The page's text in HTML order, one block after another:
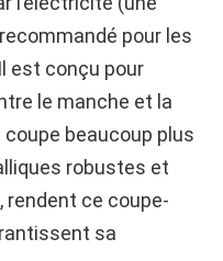
pour les
est conçu pour
le manche et la
coupe beaucoup plus
robustes et
rendent ce coupe-
sa